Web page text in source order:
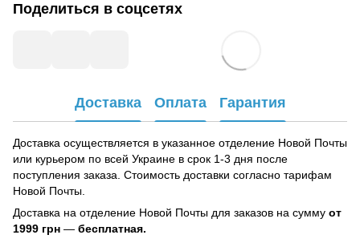
Поделиться в соцсетях
Доставка Оплата Гарантия
Доставка осуществляется в указанное отделение Новой Почты
или курьером по всей Украине в срок 1-3 дня после
поступления заказа. Стоимость доставки согласно тарифам
Новой Почты.
Доставка на отделение Новой Почты для заказов на сумму от
1999 грн — бесплатная.